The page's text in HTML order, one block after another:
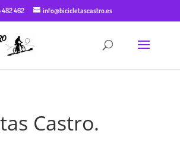
482 462 info@bicicletascastro.es
Castro.